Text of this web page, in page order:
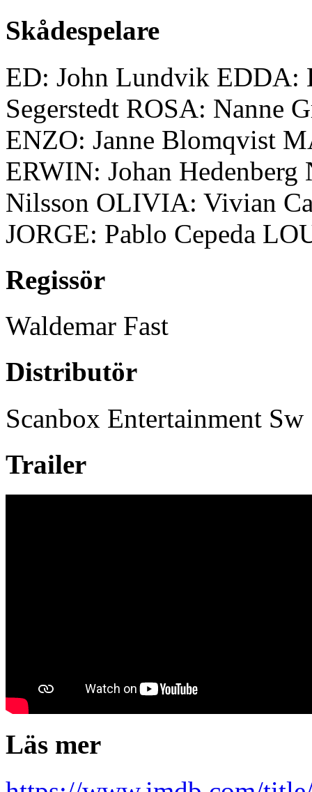
Skådespelare
ED: John Lundvik EDDA:
Segerstedt ROSA: Nanne
ENZO: Janne Blomqvist
ERWIN: Johan
Nilsson OLIVIA: Vivian
JORGE: Pablo Cepeda
Regissör
Waldemar Fast
Distributör
Scanbox Entertainment Sw
Trailer
Läs mer